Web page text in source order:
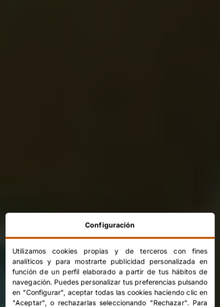
Configuración
Utilizamos cookies propias y de terceros con fines
analíticos y para mostrarte publicidad personalizada en
función de un perfil elaborado a partir de tus hábitos de
navegación. Puedes personalizar tus preferencias pulsando
en "Configurar", aceptar todas las cookies haciendo clic en
"Aceptar", o rechazarlas seleccionando "Rechazar". Para